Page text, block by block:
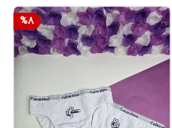
%8